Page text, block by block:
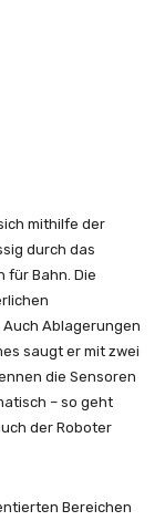
mithilfe der
durch das
für Bahn. Die
Ablagerungen
saugt er mit zwei
die Sensoren
– so geht
der Roboter
Bereichen